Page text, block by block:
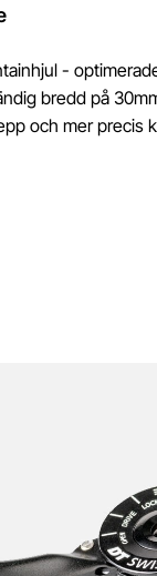
-
bredd på
och mer precis